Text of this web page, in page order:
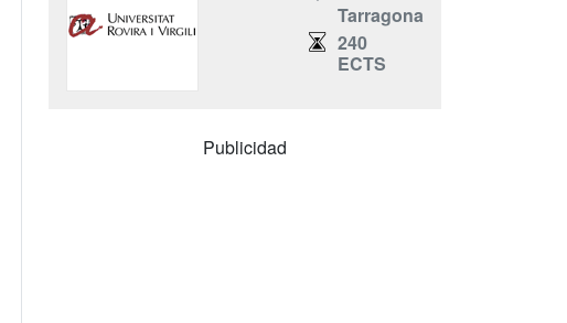
Tarragona
240
ECTS
Publicidad